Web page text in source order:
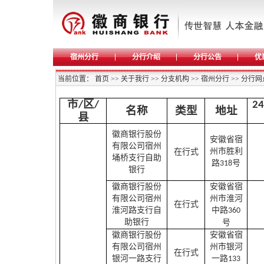
宿州分行 分行介绍 分行公告 优
当前位置： 首页 >> 关于我行 >> 分支机构 >> 宿州分行 >> 分行网
市/区/
县
名称 类型 地址 24
徽商银行股份
有限公司宿州
埇桥支行自助
银行
在行式
安徽省宿
州市胜利
路318号
徽商银行股份
有限公司宿州
淮河路支行自
助银行
在行式
安徽省宿
州市淮河
中路360
号
徽商银行股份
有限公司宿州
银河一路支行
在行式
安徽省宿
州市银河
一路133